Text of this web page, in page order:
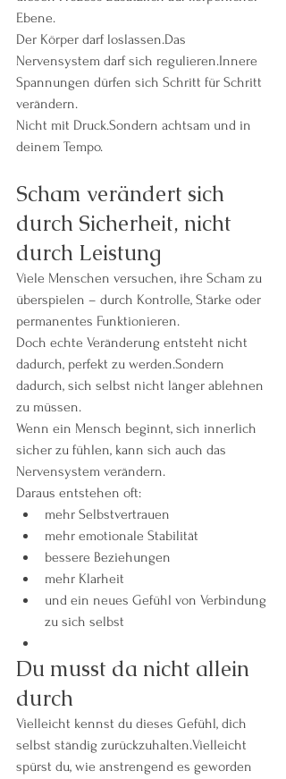
Ebene.
Der Körper darf loslassen.Das
Nervensystem darf sich regulieren.Innere
Spannungen dürfen sich Schritt für Schritt
verändern.
Nicht mit Druck.Sondern achtsam und in
deinem Tempo.
Scham verändert sich
durch Sicherheit, nicht
durch Leistung
Viele Menschen versuchen, ihre Scham zu
überspielen – durch Kontrolle, Stärke oder
permanentes Funktionieren.
Doch echte Veränderung entsteht nicht
dadurch, perfekt zu werden.Sondern
dadurch, sich selbst nicht länger ablehnen
zu müssen.
Wenn ein Mensch beginnt, sich innerlich
sicher zu fühlen, kann sich auch das
Nervensystem verändern.
Daraus entstehen oft:
mehr Selbstvertrauen
mehr emotionale Stabilität
bessere Beziehungen
mehr Klarheit
und ein neues Gefühl von Verbindung
zu sich selbst
Du musst da nicht allein
durch
Vielleicht kennst du dieses Gefühl, dich
selbst ständig zurückzuhalten.Vielleicht
spürst du, wie anstrengend es geworden